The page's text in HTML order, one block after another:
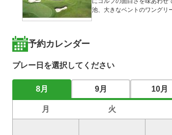
池、大きなベントのワングリ
予約カレンダー
プレー日を選択してください
8月 9月 10月
月 火